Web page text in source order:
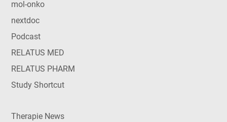
mol-onko
nextdoc
Podcast
RELATUS MED
RELATUS PHARM
Study Shortcut
Therapie News